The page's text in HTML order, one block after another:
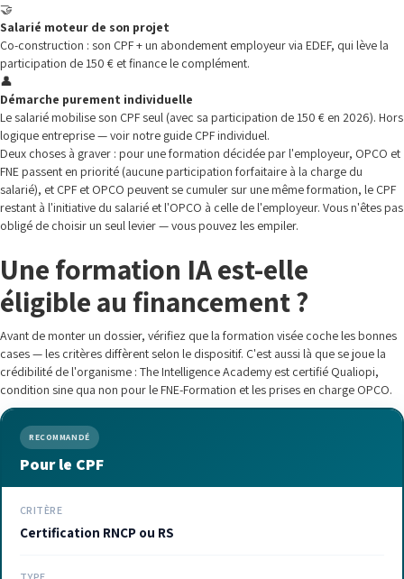
🤝
Salarié moteur de son projet
Co-construction : son CPF + un abondement employeur via EDEF, qui lève la
participation de 150 € et finance le complément.
👤
Démarche purement individuelle
Le salarié mobilise son CPF seul (avec sa participation de 150 € en 2026). Hors
logique entreprise — voir notre guide CPF individuel.
Deux choses à graver : pour une formation décidée par l'employeur, OPCO et
FNE passent en priorité (aucune participation forfaitaire à la charge du
salarié), et CPF et OPCO peuvent se cumuler sur une même formation, le CPF
restant à l'initiative du salarié et l'OPCO à celle de l'employeur. Vous n'êtes pas
obligé de choisir un seul levier — vous pouvez les empiler.
Une formation IA est-elle
éligible au financement ?
Avant de monter un dossier, vérifiez que la formation visée coche les bonnes
cases — les critères diffèrent selon le dispositif. C'est aussi là que se joue la
crédibilité de l'organisme : The Intelligence Academy est certifié Qualiopi,
condition sine qua non pour le FNE-Formation et les prises en charge OPCO.
RECOMMANDÉ
Pour le CPF
CRITÈRE
Certification RNCP ou RS